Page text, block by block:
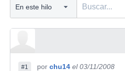
#1 por chu14 el 03/11/2008